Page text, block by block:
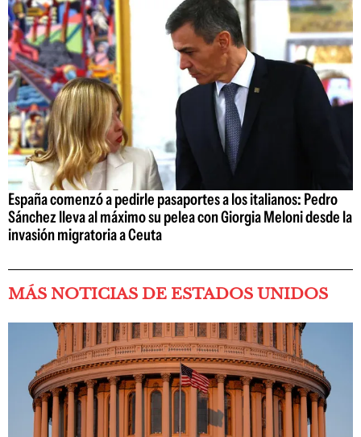
España comenzó a pedirle pasaportes a los italianos: Pedro
Sánchez lleva al máximo su pelea con Giorgia Meloni desde la
invasión migratoria a Ceuta
MÁS NOTICIAS DE ESTADOS UNIDOS